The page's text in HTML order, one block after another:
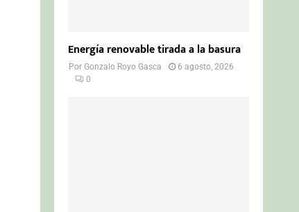
Energía renovable tirada a la basura
PorGonzalo Royo Gasca
6 agosto, 2026
0